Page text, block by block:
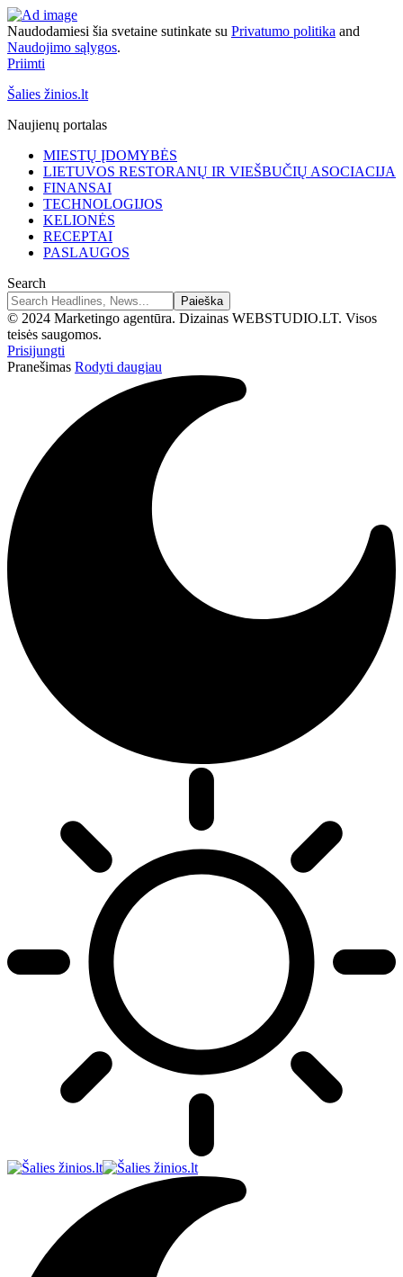
Naudodamiesi šia svetaine sutinkate su Privatumo politika and
Naudojimo sąlygos.
Priimti
Šalies žinios.lt
Naujienų portalas
MIESTŲ ĮDOMYBĖS
LIETUVOS RESTORANŲ IR VIEŠBUČIŲ ASOCIACIJA
FINANSAI
TECHNOLOGIJOS
KELIONĖS
RECEPTAI
PASLAUGOS
Search
© 2024 Marketingo agentūra. Dizainas WEBSTUDIO.LT. Visos
teisės saugomos.
Prisijungti
Pranešimas Rodyti daugiau